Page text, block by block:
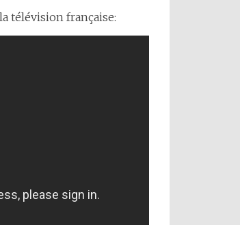
télévision française: